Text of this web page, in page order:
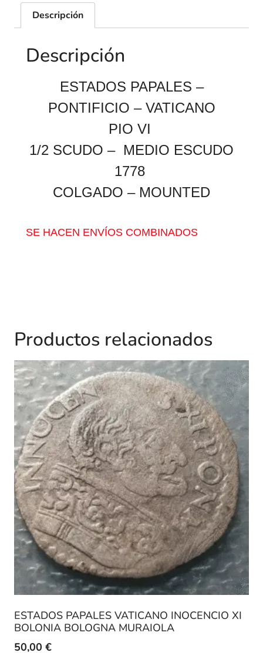
Descripción
Descripción
ESTADOS PAPALES –
PONTIFICIO – VATICANO
PIO VI
1/2 SCUDO – MEDIO ESCUDO
1778
COLGADO – MOUNTED
SE HACEN ENVÍOS COMBINADOS
Productos relacionados
ESTADOS PAPALES VATICANO INOCENCIO XI
BOLONIA BOLOGNA MURAIOLA
50,00 €